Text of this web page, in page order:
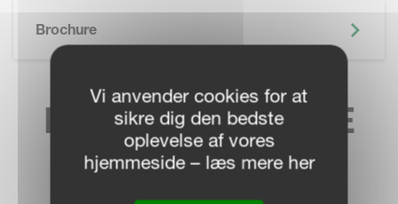
Brochure
SKIP BROCHURE
FIND DIN LOKALE
FORHANDLER
Vi anvender cookies for at
sikre dig den bedste
oplevelse af vores
hjemmeside – læs mere her